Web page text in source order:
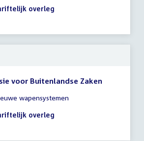
overleg
voor Buitenlandse Zaken
wapensystemen
overleg